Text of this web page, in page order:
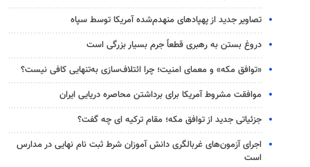
تصاویر جدید از پهپادهای منهدم‌شده آمریکا توسط سپاه
دروغ بستن به رهبری قطعاً جرم بسیار بزرگی است
«توافق مکه» و معمای امنیت؛ چرا ائتلاف‌سازی به‌تنهایی کافی نیست؟
موافقت مشروط آمریکا برای برداشتن محاصره دریایی ایران
جزئیاتی جدید از توافق مکه؛ مقام ترکیه ای چه گفت؟
اجرای آزمون‌های غربالگری دانش آموزان شرط ثبت نام نهایی در مدارس
است